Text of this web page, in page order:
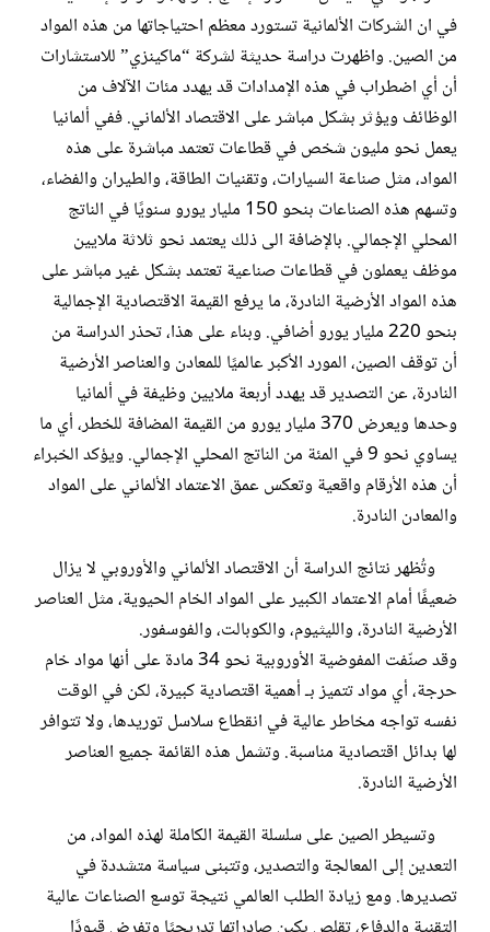
في ان الشركات الألمانية تستورد معظم احتياجاتها من هذه المواد
من الصين. واظهرت دراسة حديثة لشركة “ماكينزي” للاستشارات
أن أي اضطراب في هذه الإمدادات قد يهدد مئات الآلاف من
الوظائف ويؤثر بشكل مباشر على الاقتصاد الألماني. ففي ألمانيا
يعمل نحو مليون شخص في قطاعات تعتمد مباشرة على هذه
المواد، مثل صناعة السيارات، وتقنيات الطاقة، والطيران والفضاء،
وتسهم هذه الصناعات بنحو 150 مليار يورو سنويًا في الناتج
المحلي الإجمالي. بالإضافة الى ذلك يعتمد نحو ثلاثة ملايين
موظف يعملون في قطاعات صناعية تعتمد بشكل غير مباشر على
هذه المواد الأرضية النادرة، ما يرفع القيمة الاقتصادية الإجمالية
بنحو 220 مليار يورو أضافي. وبناء على هذا، تحذر الدراسة من
أن توقف الصين، المورد الأكبر عالميًا للمعادن والعناصر الأرضية
النادرة، عن التصدير قد يهدد أربعة ملايين وظيفة في ألمانيا
وحدها ويعرض 370 مليار يورو من القيمة المضافة للخطر، أي ما
يساوي نحو 9 في المئة من الناتج المحلي الإجمالي. ويؤكد الخبراء
أن هذه الأرقام واقعية وتعكس عمق الاعتماد الألماني على المواد
والمعادن النادرة.
وتُظهر نتائج الدراسة أن الاقتصاد الألماني والأوروبي لا يزال
ضعيفًا أمام الاعتماد الكبير على المواد الخام الحيوية، مثل العناصر
الأرضية النادرة، والليثيوم، والكوبالت، والفوسفور.
وقد صنّفت المفوضية الأوروبية نحو 34 مادة على أنها مواد خام
حرجة، أي مواد تتميز بـ أهمية اقتصادية كبيرة، لكن في الوقت
نفسه تواجه مخاطر عالية في انقطاع سلاسل توريدها، ولا تتوافر
لها بدائل اقتصادية مناسبة. وتشمل هذه القائمة جميع العناصر
الأرضية النادرة.
وتسيطر الصين على سلسلة القيمة الكاملة لهذه المواد، من
التعدين إلى المعالجة والتصدير، وتتبنى سياسة متشددة في
تصديرها. ومع زيادة الطلب العالمي نتيجة توسع الصناعات عالية